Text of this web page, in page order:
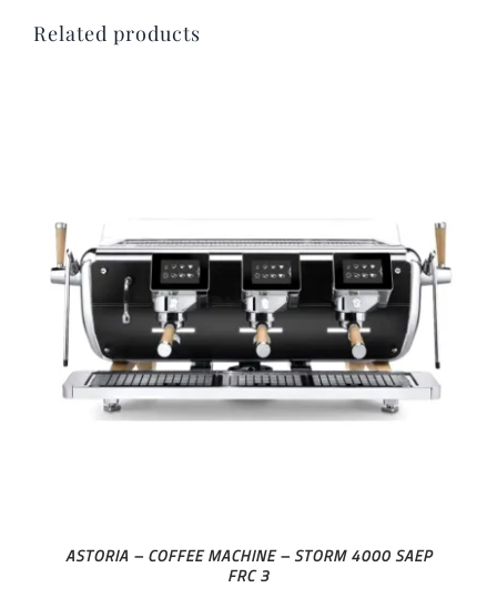
Related products
ASTORIA – COFFEE MACHINE – STORM 4000 SAEP
FRC 3